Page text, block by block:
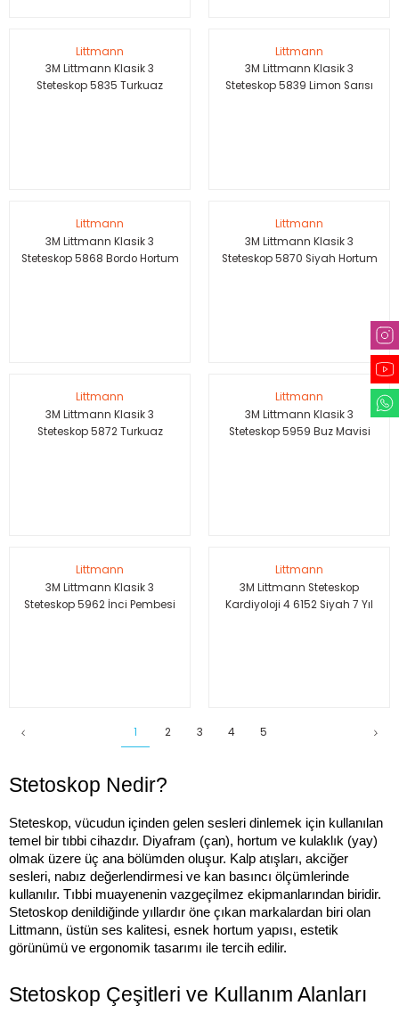
Littmann
3M Littmann Klasik 3
Steteskop 5835 Turkuaz
Littmann
3M Littmann Klasik 3
Steteskop 5839 Limon Sarısı
Littmann
3M Littmann Klasik 3
Steteskop 5868 Bordo Hortum
Littmann
3M Littmann Klasik 3
Steteskop 5870 Siyah Hortum
Littmann
3M Littmann Klasik 3
Steteskop 5872 Turkuaz
Littmann
3M Littmann Klasik 3
Steteskop 5959 Buz Mavisi
Littmann
3M Littmann Klasik 3
Steteskop 5962 İnci Pembesi
Littmann
3M Littmann Steteskop
Kardiyoloji 4 6152 Siyah 7 Yıl
1 2 3 4 5
Stetoskop Nedir?
Steteskop, vücudun içinden gelen sesleri dinlemek için kullanılan
temel bir tıbbi cihazdır. Diyafram (çan), hortum ve kulaklık (yay)
olmak üzere üç ana bölümden oluşur. Kalp atışları, akciğer
sesleri, nabız değerlendirmesi ve kan basıncı ölçümlerinde
kullanılır. Tıbbi muayenenin vazgeçilmez ekipmanlarından biridir.
Stetoskop denildiğinde yıllardır öne çıkan markalardan biri olan
Littmann, üstün ses kalitesi, esnek hortum yapısı, estetik
görünümü ve ergonomik tasarımı ile tercih edilir.
Stetoskop Çeşitleri ve Kullanım Alanları